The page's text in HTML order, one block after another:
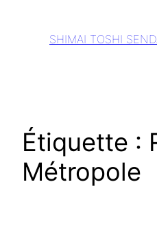
SHIMAI TOSHI
Étiquette :
Métropole